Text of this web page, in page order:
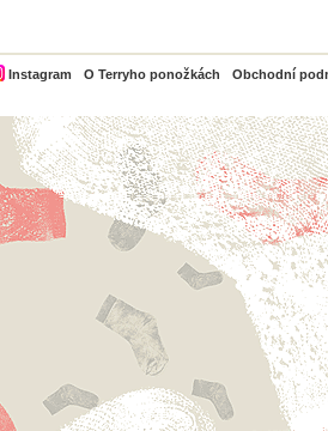
Instagram O Terryho ponožkách Obchodní
PayPal